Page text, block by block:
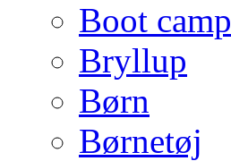
Boot camp
Bryllup
Børn
Børnetøj